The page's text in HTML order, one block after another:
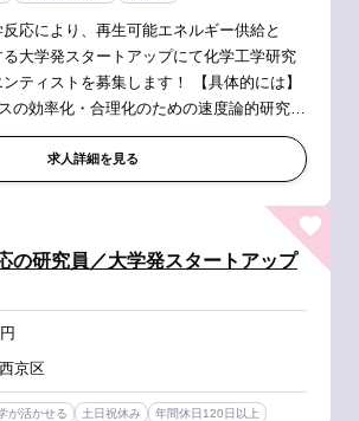
応により、再生可能エネルギー供給と
大学発スタートアップにて化学工学研究
トを募集します！ 【具体的には】
の効率化・合理化のための速度論的研究 ■
触媒の開発 ■不純物分離プロセスの効率
の速度...求人詳細を見る
の研究員／大学発スタートアップ
京区
が活かせる 土日祝休み
年間休日120日以上